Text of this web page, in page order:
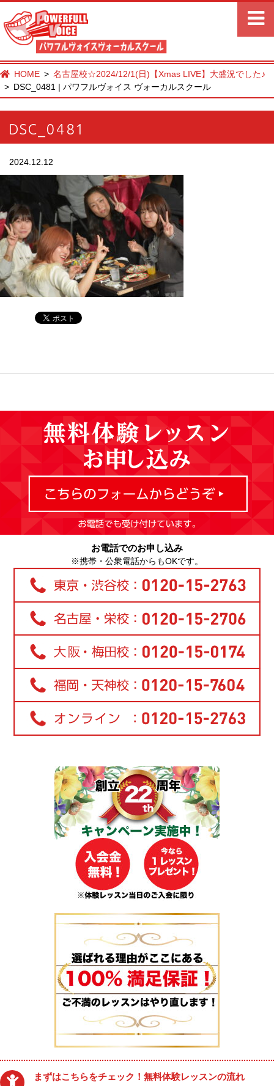
HOME
名古屋校☆2024/12/1(日)【Xmas LIVE】大盛況でした♪
DSC_0481 | パワフルヴォイス ヴォーカルスクール
DSC_0481
2024.12.12
お電話でのお申し込み
※携帯・公衆電話からもOKです。
まずはこちらをチェック！無料体験レッスンの流れ